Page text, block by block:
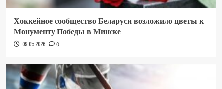
Хоккейное сообщество Беларуси возложило цветы к
Монументу Победы в Минске
09.05.2026 0